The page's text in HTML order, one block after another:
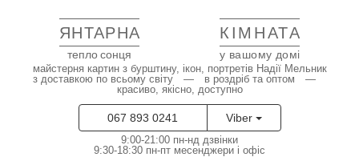
ЯНТАРНА КІМНАТА
тепло сонця у вашому домі
майстерня картин з бурштину, ікон, портретів Надії Мельник
з доставкою по всьому світу — в роздріб та оптом —
красиво, якісно, доступно
067 893 0241 Viber
9:00-21:00 пн-нд дзвінки
9:30-18:30 пн-пт месенджери і офіс